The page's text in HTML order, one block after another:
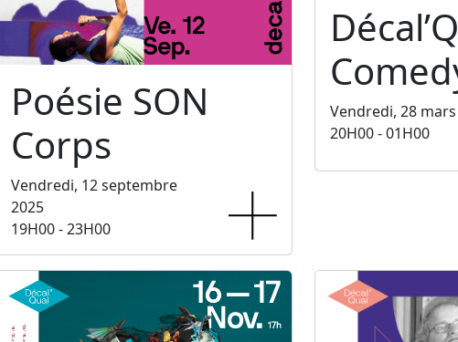
Poésie SON
Corps
Vendredi, 12 septembre
2025
19H00 - 23H00
Vendredi, 28
20H00 - 01H00